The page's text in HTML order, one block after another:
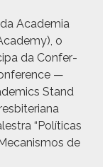
Acad­e­mia
o
da Con­fer­
—
Stand
“Políti­cas
de